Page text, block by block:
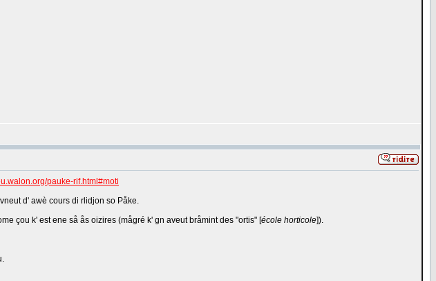
pauke-rif.html#moti
d' awè cours di rlidjon so Påke.
çou k' est ene så ås oizires (mågré k' gn aveut bråmint des "ortis" [école horticole]).